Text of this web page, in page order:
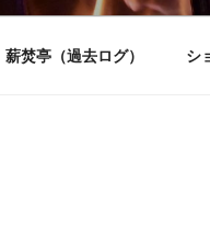
焚亭（過去ログ） シ